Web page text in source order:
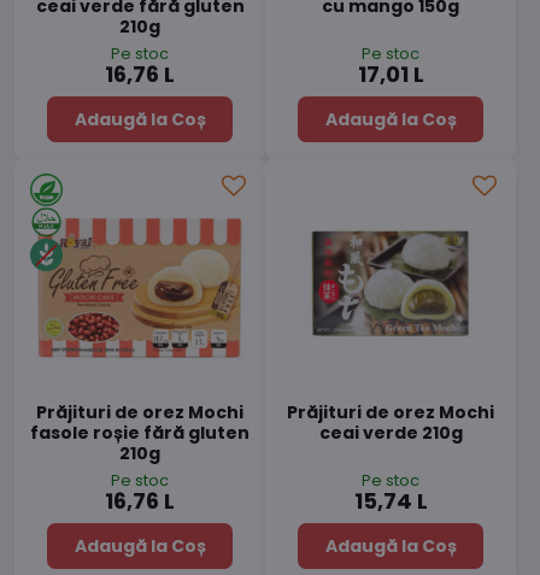
ceai verde fără gluten
210g
Pe stoc
16,76 L
Adaugă la Coș
cu mango 150g
Pe stoc
17,01 L
Adaugă la Coș
Prăjituri de orez Mochi
fasole roșie fără gluten
210g
Pe stoc
16,76 L
Adaugă la Coș
Prăjituri de orez Mochi
ceai verde 210g
Pe stoc
15,74 L
Adaugă la Coș